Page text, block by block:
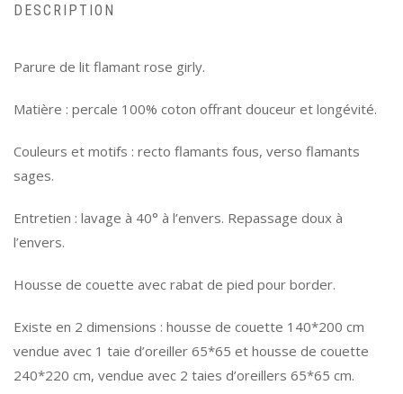
DESCRIPTION
Parure de lit flamant rose girly.
Matière : percale 100% coton offrant douceur et longévité.
Couleurs et motifs : recto flamants fous, verso flamants
sages.
Entretien : lavage à 40° à l’envers. Repassage doux à
l’envers.
Housse de couette avec rabat de pied pour border.
Existe en 2 dimensions : housse de couette 140*200 cm
vendue avec 1 taie d’oreiller 65*65 et housse de couette
240*220 cm, vendue avec 2 taies d’oreillers 65*65 cm.